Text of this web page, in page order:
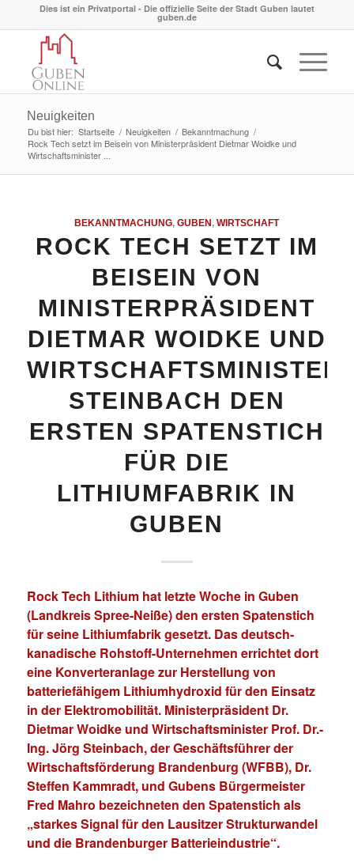
Dies ist ein Privatportal - Die offizielle Seite der Stadt Guben lautet
guben.de
Neuigkeiten
Du bist hier: Startseite / Neuigkeiten / Bekanntmachung /
Rock Tech setzt im Beisein von Ministerpräsident Dietmar Woidke und
Wirtschaftsminister ...
BEKANNTMACHUNG,GUBEN,WIRTSCHAFT
ROCK TECH SETZT IM
BEISEIN VON
MINISTERPRÄSIDENT
DIETMAR WOIDKE UND
WIRTSCHAFTSMINISTER
STEINBACH DEN
ERSTEN SPATENSTICH
FÜR DIE
LITHIUMFABRIK IN
GUBEN
Rock Tech Lithium hat letzte Woche in Guben
(Landkreis Spree-Neiße) den ersten Spatenstich
für seine Lithiumfabrik gesetzt. Das deutsch-
kanadische Rohstoff-Unternehmen errichtet dort
eine Konverteranlage zur Herstellung von
batteriefähigem Lithiumhydroxid für den Einsatz
in der Elektromobilität. Ministerpräsident Dr.
Dietmar Woidke und Wirtschaftsminister Prof. Dr.-
Ing. Jörg Steinbach, der Geschäftsführer der
Wirtschaftsförderung Brandenburg (WFBB), Dr.
Steffen Kammradt, und Gubens Bürgermeister
Fred Mahro bezeichneten den Spatenstich als
„starkes Signal für den Lausitzer Strukturwandel
und die Brandenburger Batterieindustrie“.